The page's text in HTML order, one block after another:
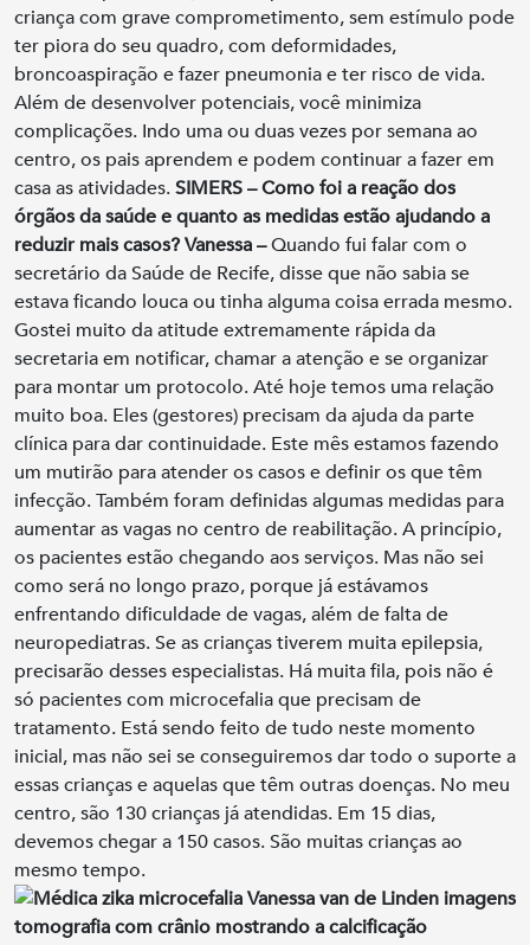
criança com grave comprometimento, sem estímulo pode
ter piora do seu quadro, com deformidades,
broncoaspiração e fazer pneumonia e ter risco de vida.
Além de desenvolver potenciais, você minimiza
complicações. Indo uma ou duas vezes por semana ao
centro, os pais aprendem e podem continuar a fazer em
casa as atividades.SIMERS – Como foi a reação dos
órgãos da saúde e quanto as medidas estão ajudando a
reduzir mais casos?Vanessa –Quando fui falar com o
secretário da Saúde de Recife, disse que não sabia se
estava ficando louca ou tinha alguma coisa errada mesmo.
Gostei muito da atitude extremamente rápida da
secretaria em notificar, chamar a atenção e se organizar
para montar um protocolo. Até hoje temos uma relação
muito boa. Eles (gestores) precisam da ajuda da parte
clínica para dar continuidade. Este mês estamos fazendo
um mutirão para atender os casos e definir os que têm
infecção. Também foram definidas algumas medidas para
aumentar as vagas no centro de reabilitação. A princípio,
os pacientes estão chegando aos serviços. Mas não sei
como será no longo prazo, porque já estávamos
enfrentando dificuldade de vagas, além de falta de
neuropediatras. Se as crianças tiverem muita epilepsia,
precisarão desses especialistas. Há muita fila, pois não é
só pacientes com microcefalia que precisam de
tratamento. Está sendo feito de tudo neste momento
inicial, mas não sei se conseguiremos dar todo o suporte a
essas crianças e aquelas que têm outras doenças. No meu
centro, são 130 crianças já atendidas. Em 15 dias,
devemos chegar a 150 casos. São muitas crianças ao
mesmo tempo.